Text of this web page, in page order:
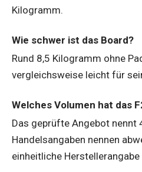
Kilogramm.
Wie schwer ist das Board?
Rund 8,5 Kilogramm ohne
vergleichsweise leicht für
Welches Volumen hat das
Das geprüfte Angebot nennt
Handelsangaben nennen
einheitliche